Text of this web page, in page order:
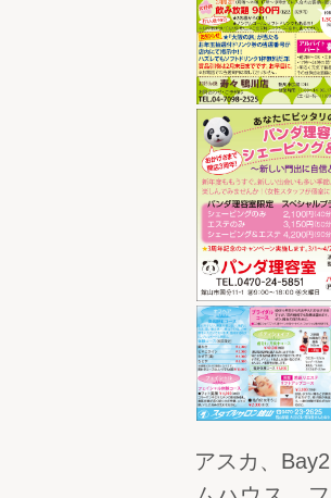
アスカ、